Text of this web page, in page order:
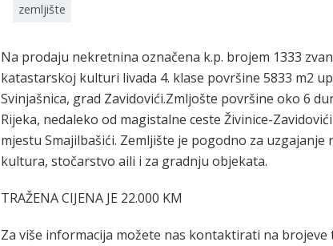
zemljište
Na prodaju nekretnina označena k.p. brojem 1333
katastarskoj kulturi livada 4. klase površine 5833 m2
Svinjašnica, grad Zavidovići.Zmljošte površine oko 6
Rijeka, nedaleko od magistalne ceste Živinice-
mjestu Smajilbašići. Zemljište je pogodno za
kultura, stočarstvo aili i za gradnju objekata.
TRAŽENA CIJENA JE 22.000 KM
Za više informacija možete nas kontaktirati na brojeve